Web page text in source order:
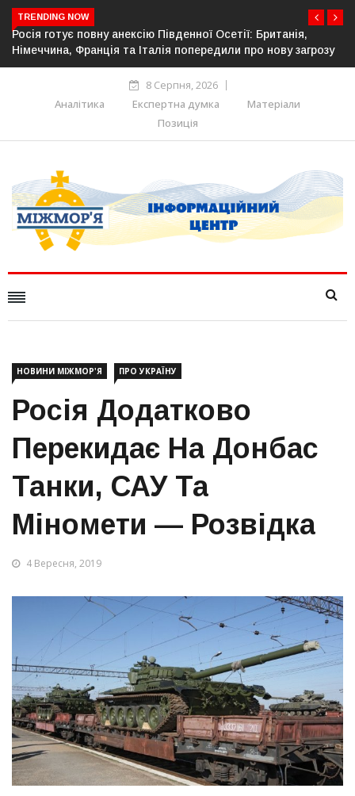
TRENDING NOW
загрозу
Естонія посилює кордон із Росією:
прикордонної інфраструктури
8 Серпня, 2026
Аналітика
Експертна думка
Матеріали
Позиція
НОВИНИ МІЖМОР'Я ПРО УКРАЇНУ
Росія Додатково
Перекидає На Донбас
Танки, САУ Та
Міномети — Розвідка
4 Вересня, 2019